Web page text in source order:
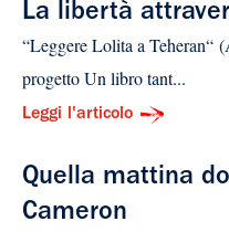
La libertà
“Leggere Lolita a Teheran“
progetto Un libro tant...
Leggi l'articolo
Quella mattina
Cameron